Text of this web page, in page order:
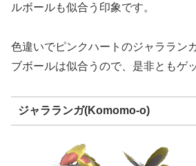
ルボールも似合う印象です。
色違いでピンクハートのジャララン
ブボールは似合うので、是非ともゲ
ジャラランガ(Komomo-o)